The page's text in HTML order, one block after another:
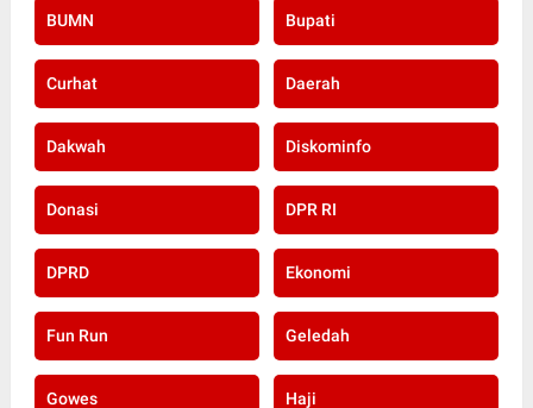
BUMN Bupati
Curhat Daerah
Dakwah Diskominfo
Donasi DPR RI
DPRD Ekonomi
Fun Run Geledah
Gowes Haji